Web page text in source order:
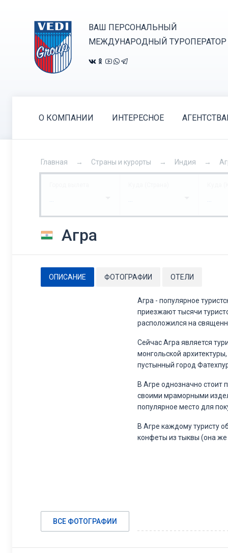
ВАШ ПЕРСОНАЛЬНЫЙ
МЕЖДУНАРОДНЫЙ ТУРОПЕРАТОР
О КОМПАНИИ ИНТЕРЕСНОЕ
Главная Страны и курорты Индия
... ... ...
Агра
ОПИСАНИЕ ФОТОГРАФИИ ОТЕЛИ
ВСЕ ФОТОГРАФИИ
Агра - популярное
приезжают тысячи
расположился на
Сейчас Агра является
монгольской
пустынный город
В Агре однозначно стоит
своими мраморными
популярное место для
В Агре каждому туристу
конфеты из тыквы (она